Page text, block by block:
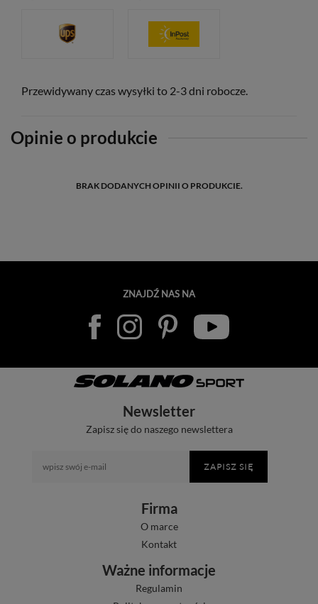
Przewidywany czas wysyłki to 2-3 dni robocze.
Opinie o produkcie
BRAK DODANYCH OPINII O PRODUKCIE.
ZNAJDŹ NAS NA
Newsletter
Zapisz się do naszego newslettera
ZAPISZ SIĘ
Firma
O marce
Kontakt
Ważne informacje
Regulamin